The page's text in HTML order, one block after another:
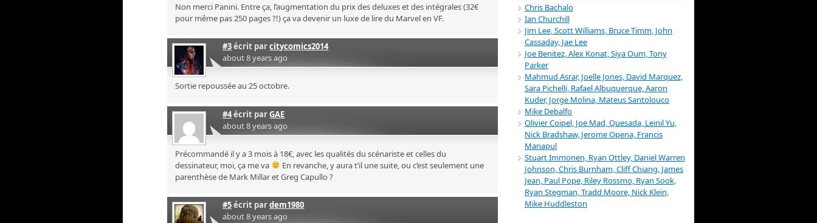
Non merci Panini. Entre ça, l’augmentation du prix des deluxes et des intégrales (32€
pour même pas 250 pages ?!) ça va devenir un luxe de lire du Marvel en VF.
#3écrit parcitycomics2014
about 8 years ago
Sortie repoussée au 25 octobre.
#4écrit parGAE
about 8 years ago
Précommandé il y a 3 mois à 18€, avec les qualités du scénariste et celles du
dessinateur, moi, ça me va
En revanche, y aura t’il une suite, ou c’est seulement une
parenthèse de Mark Millar et Greg Capullo ?
#5écrit pardem1980
about 8 years ago
Chris Bachalo
Ian Churchill
Jim Lee, Scott Williams, Bruce Timm, John
Cassaday, Jae Lee
Joe Benitez, Alex Konat, Siya Oum, Tony
Parker
Mahmud Asrar, Joelle Jones, David Marquez,
Sara Pichelli, Rafael Albuquerque, Aaron
Kuder, Jorge Molina, Mateus Santolouco
Mike Debalfo
Olivier Coipel, Joe Mad, Quesada, Leinil Yu,
Nick Bradshaw, Jerome Opena, Francis
Manapul
Stuart Immonen, Ryan Ottley, Daniel Warren
Johnson, Chris Burnham, Cliff Chiang, James
Jean, Paul Pope, Riley Rossmo, Ryan Sook,
Ryan Stegman, Tradd Moore, Nick Klein,
Mike Huddleston